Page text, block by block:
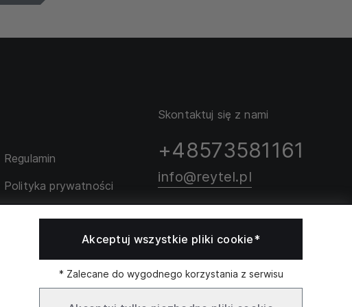
Regulamin
Polityka prywatności
Skontaktuj się z nami
+48573581161
info@reytel.pl
Akceptuj wszystkie pliki cookie*
* Zalecane do wygodnego korzystania z serwisu